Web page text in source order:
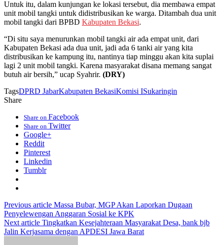
Untuk itu, dalam kunjungan ke lokasi tersebut, dia membawa empat
unit mobil tangki untuk didistribusikan ke warga. Ditambah dua unit
mobil tangki dari BPBD Kabupaten Bekasi.
“Di situ saya menurunkan mobil tangki air ada empat unit, dari
Kabupaten Bekasi ada dua unit, jadi ada 6 tanki air yang kita
distribusikan ke kampung itu, nantinya tiap minggu akan kita suplai
lagi 2 unit mobil tangki. Karena masyarakat disana memang sangat
butuh air bersih,” ucap Syahrir. (DRY)
TagsDPRD JabarKabupaten BekasiKomisi ISukaringin
Share
Share on Facebook
Share on Twitter
Google+
Reddit
Pinterest
Linkedin
Tumblr
Previous article Massa Bubar, MGP Akan Laporkan Dugaan
Penyelewengan Anggaran Sosial ke KPK
Next article Tingkatkan Kesejahteraan Masyarakat Desa, bank bjb
Jalin Kerjasama dengan APDESI Jawa Barat